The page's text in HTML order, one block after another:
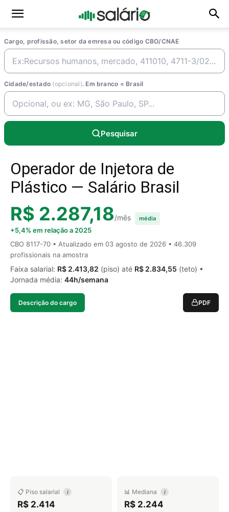
Cargo, profissão, setor da emresa ou código CBO/CNAE
Cidade/estado (opcional). Em branco = Brasil
Pesquisar
Operador de Injetora de
Plástico — Salário Brasil
R$ 2.287,18/mês média
+5,4% em relação a 2025
CBO 8117-70 • Atualizado em 03 agosto de 2026 • 46.309
profissionais na amostra
Faixa salarial: R$ 2.413,82 (piso) até R$ 2.834,55 (teto) •
Jornada média: 44h/semana
Descrição do cargo PDF
📋 Piso salarial i
R$ 2.414
📊 Mediana i
R$ 2.244